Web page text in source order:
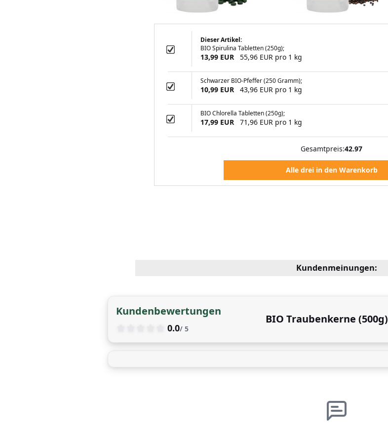
Dieser Artikel:
BIO Spirulina Tabletten (250g);
13,99 EUR 55,96 EUR pro 1 kg
Schwarzer BIO-Pfeffer (250 Gramm);
10,99 EUR 43,96 EUR pro 1 kg
BIO Chlorella Tabletten (250g);
17,99 EUR 71,96 EUR pro 1 kg
Gesamtpreis:42.97
Kundenmeinungen:
Kundenbewertungen
0.0/ 5
BIO Traubenkerne (500g)